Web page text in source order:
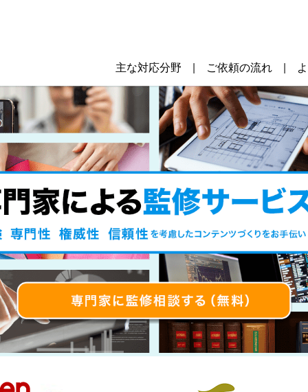
主な対応分野 ご依頼の流れ